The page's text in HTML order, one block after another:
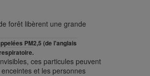
forêt libèrent une grande
PM2,5 (de l'anglais
ces particules peuvent
et les personnes